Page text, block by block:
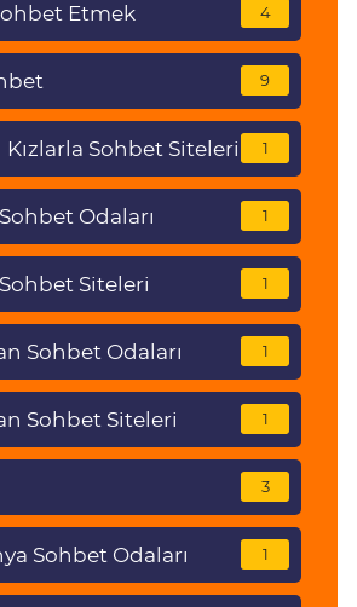
Etmek 4
9
Kızlarla Sohbet Siteleri 1
Odaları 1
Siteleri 1
Sohbet Odaları 1
Sohbet Siteleri 1
3
Sohbet Odaları 1